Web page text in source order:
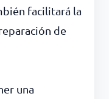
facilitará la
de
una